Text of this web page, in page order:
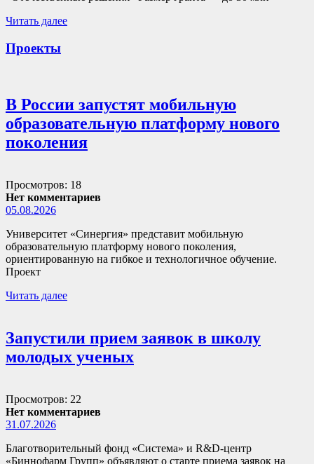
Читать далее
Проекты
В России запустят мобильную
образовательную платформу нового
поколения
Просмотров: 18
Нет комментариев
05.08.2026
Университет «Синергия» представит мобильную
образовательную платформу нового поколения,
ориентированную на гибкое и технологичное обучение.
Проект
Читать далее
Запустили прием заявок в школу
молодых ученых
Просмотров: 22
Нет комментариев
31.07.2026
Благотворительный фонд «Система» и R&D-центр
«Биннофарм Групп» объявляют о старте приема заявок на